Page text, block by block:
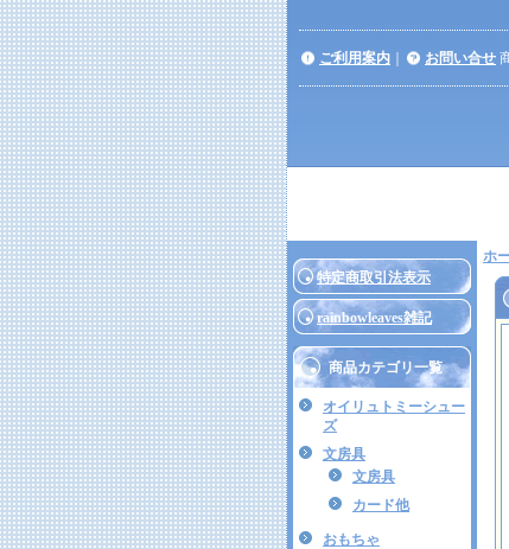
ご利用案内 お問い合せ
特定商取引法表示
rainbowleaves雑記
商品カテゴリ一覧
オイリュトミーシュー
ズ
文房具
文房具
カード他
おもちゃ
ホ